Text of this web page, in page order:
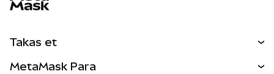
Takas et
MetaMask Para